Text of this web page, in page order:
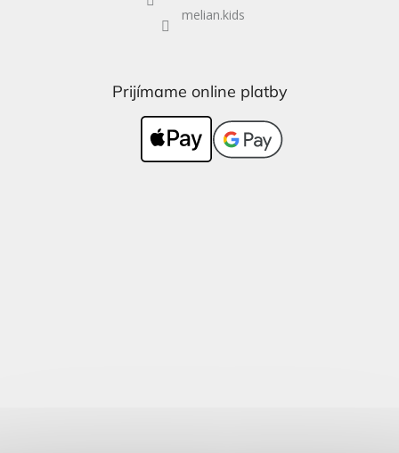
melian.kids
Prijímame online platby